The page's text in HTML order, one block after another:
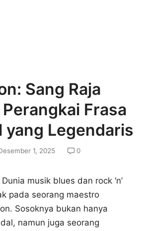
Sang Raja
Frasa
yang Legendaris
1, 2025 0
Dunia musik blues dan rock ‘n’
pada seorang maestro
Sosoknya bukan hanya
namun juga seorang